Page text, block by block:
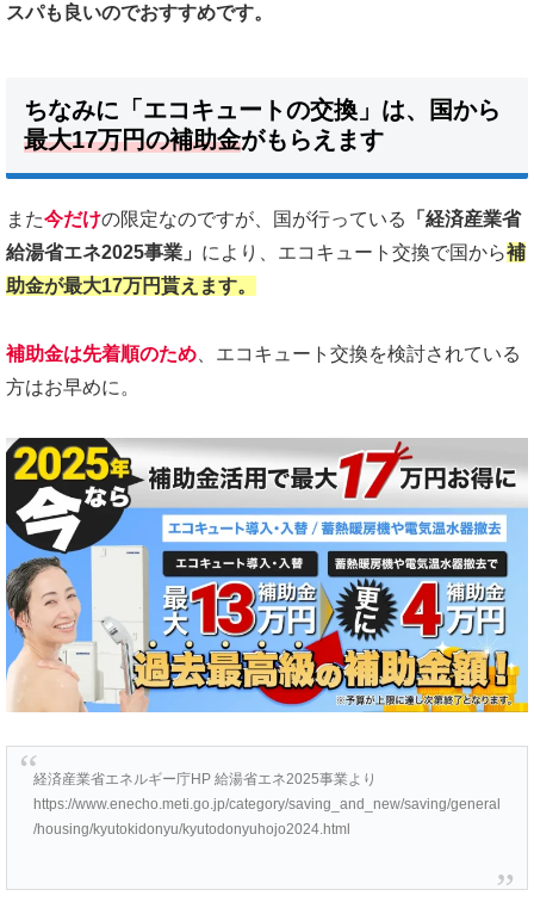
スパも良いのでおすすめです。
ちなみに「エコキュートの交換」は、国から
最大17万円の補助金がもらえます
また今だけの限定なのですが、国が行っている
「経済産業省
給湯省エネ2025事業」 により、エコキュート交換で国から補
助金が最大17万円貰えます。
補助金は先着順のため 、エコキュート交換を検討されている
方はお早めに。
経済産業省エネルギー庁HP 給湯省エネ2025事業より
https://www.enecho.meti.go.jp/category/saving_and_new/saving/general
/housing/kyutokidonyu/kyutodonyuhojo2024.html